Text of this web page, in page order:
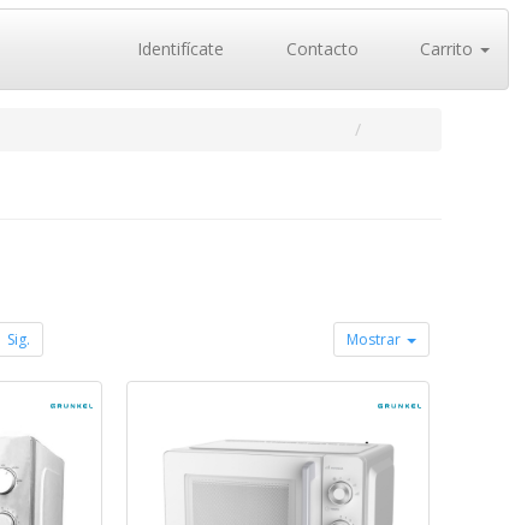
Identifícate Contacto Carrito
Sig. Mostrar